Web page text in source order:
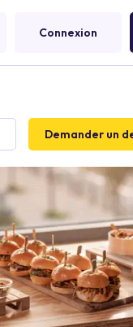
Connexion
Demander un